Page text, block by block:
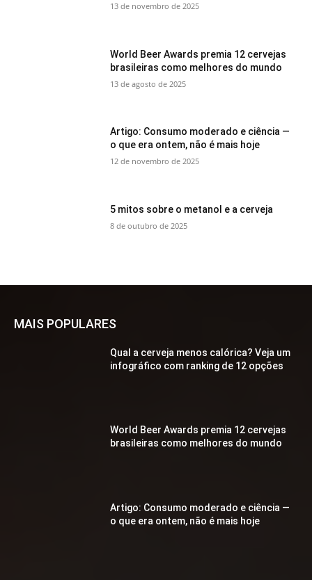
13 de novembro de 2025
World Beer Awards premia 12 cervejas
brasileiras como melhores do mundo
13 de agosto de 2025
Artigo: Consumo moderado e ciência —
o que era ontem, não é mais hoje
12 de novembro de 2025
5 mitos sobre o metanol e a cerveja
8 de outubro de 2025
MAIS POPULARES
Qual a cerveja menos calórica? Veja um
infográfico com ranking de 12 opções
World Beer Awards premia 12 cervejas
brasileiras como melhores do mundo
Artigo: Consumo moderado e ciência —
o que era ontem, não é mais hoje